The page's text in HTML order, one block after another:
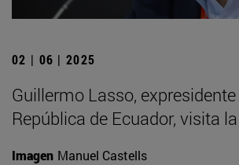
02 | 06 | 2025
Guillermo Lasso,
República de Ecuador, visita
Imagen Manuel Castells